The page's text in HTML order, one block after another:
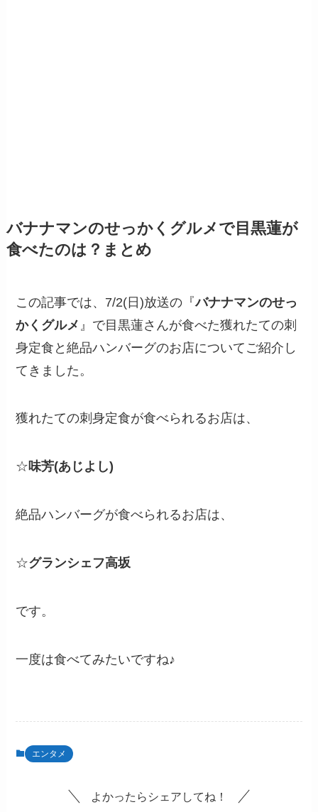
バナナマンのせっかくグルメで目黒蓮が
食べたのは？まとめ
この記事では、7/2(日)放送の『バナナマンのせっ
かくグルメ 』で目黒蓮さんが食べた獲れたての刺
身定食と絶品ハンバーグのお店についてご紹介し
てきました。
獲れたての刺身定食が食べられるお店は、
☆味芳(あじよし)
絶品ハンバーグが食べられるお店は、
☆グランシェフ高坂
です。
一度は食べてみたいですね♪
エンタメ
よかったらシェアしてね！